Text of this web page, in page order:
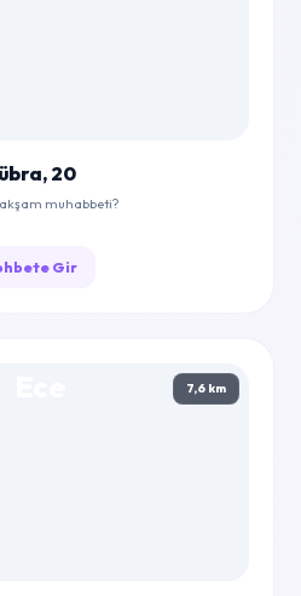
20
muhabbeti?
Gir
7,6 km